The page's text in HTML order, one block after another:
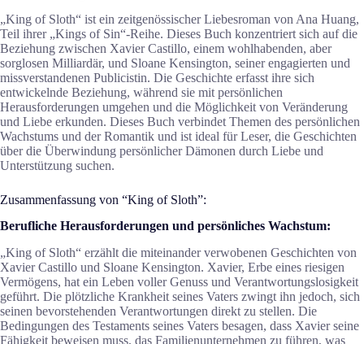
„King of Sloth“ ist ein zeitgenössischer Liebesroman von Ana Huang,
Teil ihrer „Kings of Sin“-Reihe. Dieses Buch konzentriert sich auf die
Beziehung zwischen Xavier Castillo, einem wohlhabenden, aber
sorglosen Milliardär, und Sloane Kensington, seiner engagierten und
missverstandenen Publicistin. Die Geschichte erfasst ihre sich
entwickelnde Beziehung, während sie mit persönlichen
Herausforderungen umgehen und die Möglichkeit von Veränderung
und Liebe erkunden. Dieses Buch verbindet Themen des persönlichen
Wachstums und der Romantik und ist ideal für Leser, die Geschichten
über die Überwindung persönlicher Dämonen durch Liebe und
Unterstützung suchen.
Zusammenfassung von “King of Sloth”:
Berufliche Herausforderungen und persönliches Wachstum:
„King of Sloth“ erzählt die miteinander verwobenen Geschichten von
Xavier Castillo und Sloane Kensington. Xavier, Erbe eines riesigen
Vermögens, hat ein Leben voller Genuss und Verantwortungslosigkeit
geführt. Die plötzliche Krankheit seines Vaters zwingt ihn jedoch, sich
seinen bevorstehenden Verantwortungen direkt zu stellen. Die
Bedingungen des Testaments seines Vaters besagen, dass Xavier seine
Fähigkeit beweisen muss, das Familienunternehmen zu führen, was